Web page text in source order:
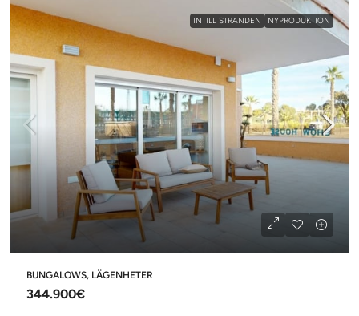
INTILL STRANDEN NYPRODUKTION
BUNGALOWS, LÄGENHETER
344.900€